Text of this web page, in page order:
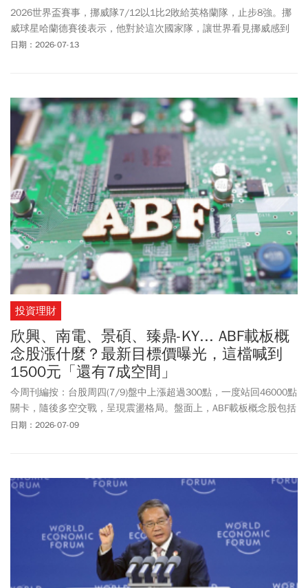
2026世界盃賽事，挪威隊7/12以1比2敗給英格蘭隊，止步8強。挪
威球星哈蘭德賽後表示，他對於這次國家隊，讓世界看見挪威感到
感動，並認為這次他們的表現，已激勵新一代挪威年輕人！哈蘭德
關注！場外的他同樣是人氣指標，具有強大社群魅力與帶貨功力！
日前綁在他頭上的「髮圈」意外成為熱門話題！由於他經常在高強
度比賽中、需要長時間來回奔跑，大約近90分鐘左右。然而「招牌
丸子頭」依舊屹立不搖、完全不鬆散，意外引發外界關注，並帶動
相關產品在各國的銷售熱。據了解，哈蘭德使用的是挪威品牌
KKNEKKI髮圈，目前已在中國賣爆，限定款還被炒到破千元價格。
日期：2026-07-13
投資理財
欣興、南電、景碩、臻鼎-KY... ABF載板概
念股漲什麼？最新目標價曝光，這檔喊到
1500元「還有7成空間」
今周刊編按：台股周四(7/9)盤中上漲超過300點，一度站回46000點
關卡，隨後多空交戰，呈現震盪格局。盤面上，ABF載板概念股包括
欣興(3037)、南電(8046)、景碩(3189)、臻鼎-KY(4958)都是上漲局
率優於市場預期。若以欣興週三(7/8)收盤價863元計算，距離目標
價1500元還有7成空間可期待；至於景碩與南電業都有4成以上的甜
日期：2026-07-09